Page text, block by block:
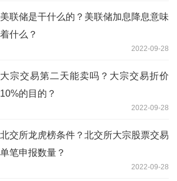
美联储是干什么的？美联储加息降息意味
着什么？
2022-09-28
大宗交易第二天能卖吗？大宗交易折价
10%的目的？
2022-09-28
北交所龙虎榜条件？北交所大宗股票交易
单笔申报数量？
2022-09-28